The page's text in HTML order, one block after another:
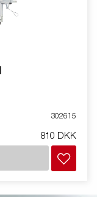
302615
810 DKK